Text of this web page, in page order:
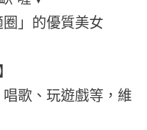
」的優質美女
歌、玩遊戲等，維